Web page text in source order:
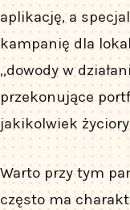
aplikację, a
kampanię dla
„dowody w
przekonujące
jakikolwiek
Warto przy tym
często ma